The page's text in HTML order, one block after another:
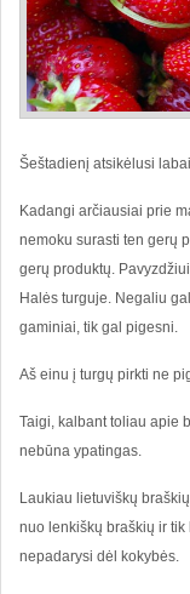
Šeštadienį atsikėlusi
Kadangi arčiausiai prie
nemoku surasti ten gerų
gerų produktų.
Halės turguje. Negaliu
gaminiai, tik gal pigesni.
Aš einu į turgų pirkti ne
Taigi, kalbant toliau apie
nebūna ypatingas.
Laukiau lietuviškų
nuo lenkiškų braškių ir
nepadarysi dėl kokybės.